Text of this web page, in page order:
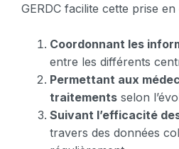
GERDC facilite cette prise
Coordonnant les
entre les différents
Permettant aux
traitements selon
Suivant l’efficacité
travers des données